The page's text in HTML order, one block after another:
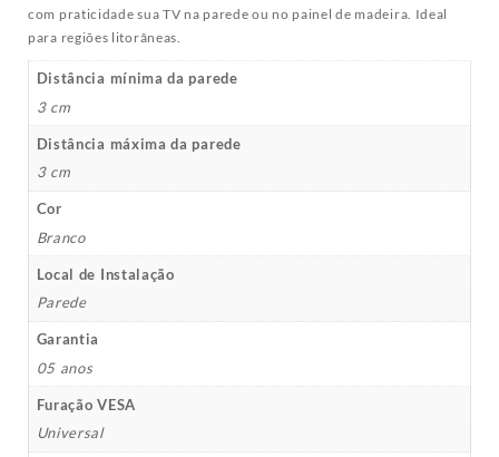
com praticidade sua TV na parede ou no painel de madeira. Ideal
para regiões litorâneas.
Distância mínima da parede
3 cm
Distância máxima da parede
3 cm
Cor
Branco
Local de Instalação
Parede
Garantia
05 anos
Furação VESA
Universal